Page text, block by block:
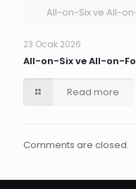
All-on-Six ve All-
23 Ocak 2026
All-on-Six ve All-on-
Read more
Comments are closed.